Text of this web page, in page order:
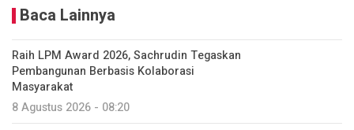
Baca Lainnya
Raih LPM Award 2026, Sachrudin Tegaskan
Pembangunan Berbasis Kolaborasi
Masyarakat
8 Agustus 2026 - 08:20